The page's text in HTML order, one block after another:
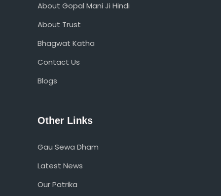
About Gopal Mani Ji Hindi
About Trust
Bhagwat Katha
Contact Us
Blogs
Other Links
Gau Sewa Dham
Latest News
Our Patrika